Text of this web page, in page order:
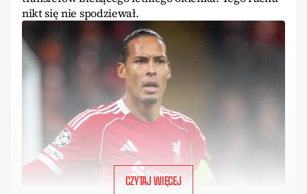
nikt się nie spodziewał.
CZYTAJ WIĘCEJ